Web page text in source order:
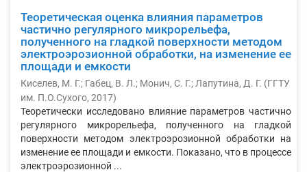
Теоретическая оценка влияния параметров
частично регулярного микрорельефа,
полученного на гладкой поверхности методом
электроэрозионной обработки, на изменение ее
площади и емкости
Киселев, М. Г.; Габец, В. Л.; Монич, С. Г.; Лапутина, Д. Г. (ГГТУ
им. П.О.Сухого, 2017)
Теоретически исследовано влияние параметров частично
регулярного микрорельефа, полученного на гладкой
поверхности методом электроэрозионной обработки на
изменение ее площади и емкости. Показано, что в процессе
электроэрозионной ...